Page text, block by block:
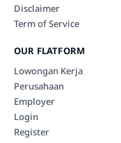
Disclaimer
Term of Service
OUR FLATFORM
Lowongan Kerja
Perusahaan
Employer
Login
Register